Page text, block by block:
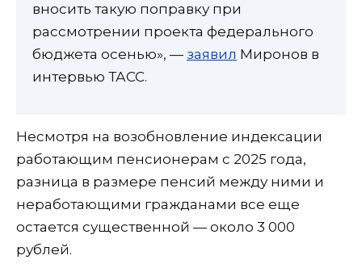
вносить такую поправку при
рассмотрении проекта федерального
бюджета осенью», — заявил Миронов в
интервью ТАСС.
Несмотря на возобновление индексации
работающим пенсионерам с 2025 года,
разница в размере пенсий между ними и
неработающими гражданами все еще
остается существенной — около 3 000
рублей.